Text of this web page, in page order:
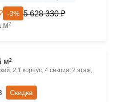
-3% 5 628 330 ₽
м²
м²
2.1 корпус, 4 секция, 2 этаж,
Скидка